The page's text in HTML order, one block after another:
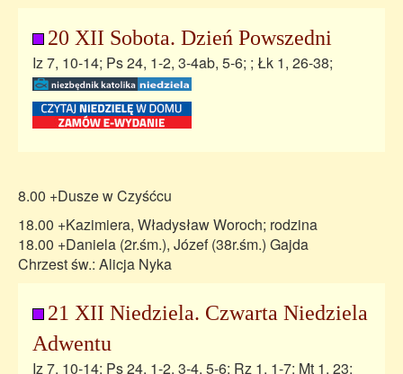
20 XII Sobota. Dzień Powszedni
Iz 7, 10-14; Ps 24, 1-2, 3-4ab, 5-6; ; Łk 1, 26-38;
8.00 +Dusze w Czyśćcu
18.00 +Kazimiera, Władysław Woroch; rodzina
18.00 +Daniela (2r.śm.), Józef (38r.śm.) Gajda
Chrzest św.: Alicja Nyka
21 XII Niedziela. Czwarta Niedziela
Adwentu
Iz 7, 10-14; Ps 24, 1-2, 3-4, 5-6; Rz 1, 1-7; Mt 1, 23;